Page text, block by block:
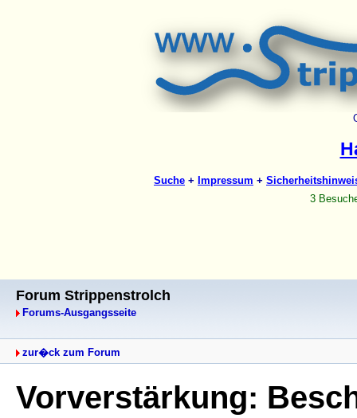
Forum Strippenstrolch
Forums-Ausgangsseite
zur�ck zum Forum
Vorverstärkung: